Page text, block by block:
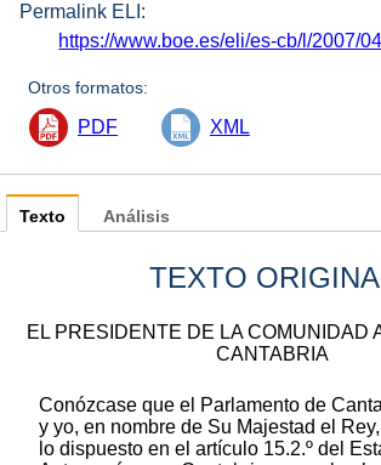
Permalink ELI:
https://www.boe.es/eli/es-cb/l/2007/
Otros formatos:
PDF XML
Texto
TEXTO
EL PRESIDENTE DE LA COMUNIDAD
CANTABRIA
Conózcase que el Parlamento de
y yo, en nombre de Su Majestad el
lo dispuesto en el artículo 15.2.º del
Análisis